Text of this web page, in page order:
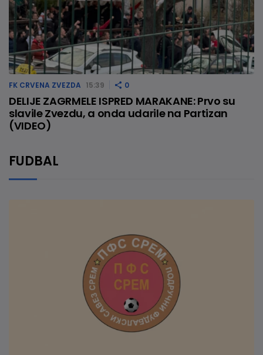
FK CRVENA ZVEZDA 15:39 0
DELIJE ZAGRMELE ISPRED MARAKANE: Prvo su
slavile Zvezdu, a onda udarile na Partizan
(VIDEO)
FUDBAL